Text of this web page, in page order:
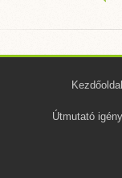
Kezdőoldal
Útmutató